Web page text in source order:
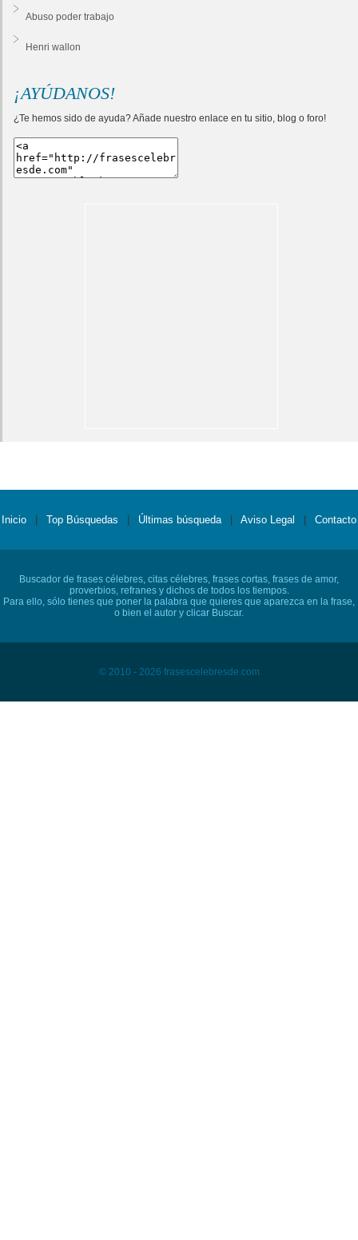
Abuso poder trabajo
Henri wallon
¡AYÚDANOS!
¿Te hemos sido de ayuda? Añade nuestro enlace en tu sitio, blog o foro!
Inicio Top Búsquedas Últimas búsqueda Aviso Legal Contacto
Buscador de frases célebres, citas célebres, frases cortas, frases de amor,
proverbios, refranes y dichos de todos los tiempos.
Para ello, sólo tienes que poner la palabra que quieres que aparezca en la frase,
o bien el autor y clicar Buscar.
© 2010 - 2026 frasescelebresde.com